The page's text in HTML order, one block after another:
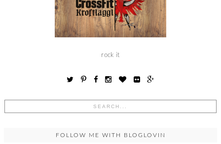
rock it
FOLLOW ME WITH BLOGLOVIN